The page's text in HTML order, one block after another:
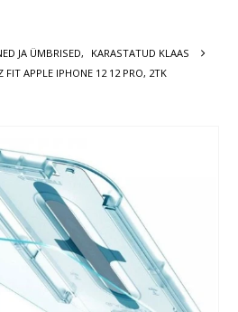
JA ÜMBRISED,
KARASTATUD KLAAS
FIT APPLE IPHONE 12 12 PRO, 2TK